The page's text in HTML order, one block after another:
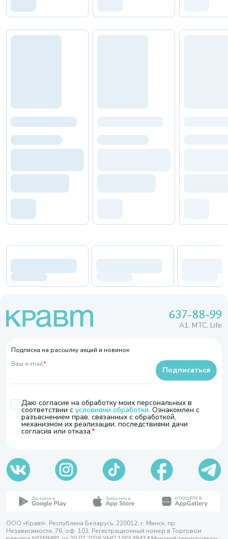
637-88-99
A1, МТС, Life
Подписка на рассылку акций и новинок
Ваш e-mail*
Даю согласие на обработку моих персональных в
соответствии с условиями обработки. Ознакомлен с
разъяснением прав, связанных с обработкой,
механизмом их реализации, последствиями дачи
согласия или отказа.
Подписаться
ООО «Кравт». Республика Беларусь, 220012, г. Минск, пр.
Независимости, 76, оф. 103. Регистрационный номер в Торговом